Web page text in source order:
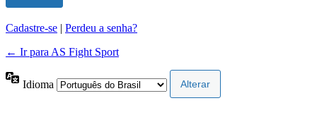
Cadastre-se | Perdeu a senha?
← Ir para AS Fight Sport
Idioma